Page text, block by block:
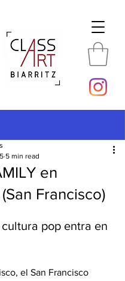
en
Francisco)
5 min read
pop entra en
el San Francisco